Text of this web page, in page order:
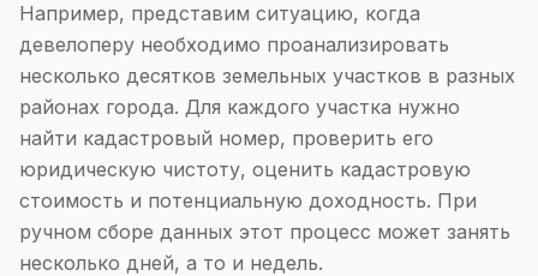
Например, представим ситуацию, когда
девелоперу необходимо проанализировать
несколько десятков земельных участков в разных
районах города. Для каждого участка нужно
найти кадастровый номер, проверить его
юридическую чистоту, оценить кадастровую
стоимость и потенциальную доходность. При
ручном сборе данных этот процесс может занять
несколько дней, а то и недель.